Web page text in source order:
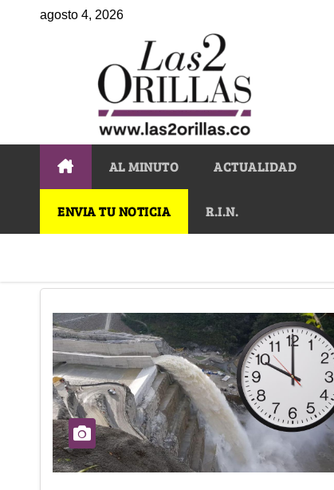
agosto 4, 2026
AL MINUTO ACTUALIDAD
ENVIA TU NOTICIA R.I.N.